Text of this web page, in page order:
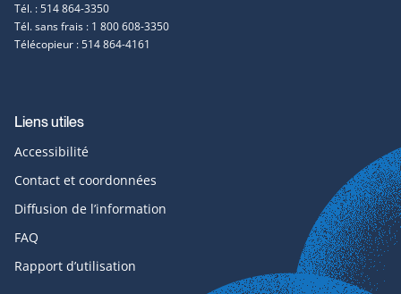
Tél. : 514 864-3350
Tél. sans frais : 1 800 608-3350
Télécopieur : 514 864-4161
Liens utiles
Accessibilité
Contact et coordonnées
Diffusion de l’information
FAQ
Rapport d’utilisation